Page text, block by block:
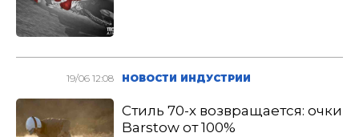
19/06 12:08 НОВОСТИ ИНДУСТРИИ
Стиль 70-х возвращается: очки
Barstow от 100%